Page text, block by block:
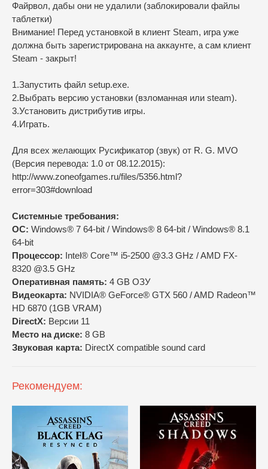
Файрвол, дабы они не удалили (заблокировали файлы
таблетки)
Внимание! Перед установкой в клиент Steam, игра уже
должна быть зарегистрирована на аккаунте, а сам клиент
Steam - закрыт!
1.Запустить файл setup.exe.
2.Выбрать версию установки (взломанная или steam).
3.Установить дистрибутив игры.
4.Играть.
Для всех желающих Русификатор (звук) от R. G. MVO
(Версия перевода: 1.0 от 08.12.2015):
http://www.zoneofgames.ru/files/5356.html?
error=303#download
Cистемные требования:
ОС: Windows® 7 64-bit / Windows® 8 64-bit / Windows® 8.1
64-bit
Процессор: Intel® Core™ i5-2500 @3.3 GHz / AMD FX-
8320 @3.5 GHz
Оперативная память: 4 GB ОЗУ
Видеокарта: NVIDIA® GeForce® GTX 560 / AMD Radeon™
HD 6870 (1GB VRAM)
DirectX: Версии 11
Место на диске: 8 GB
Звуковая карта: DirectX compatible sound card
Рекомендуем: